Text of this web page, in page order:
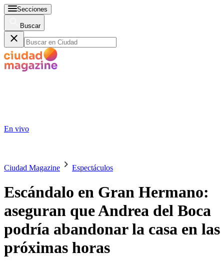
Secciones
Buscar
En vivo
Ciudad Magazine Espectáculos
Escándalo en Gran Hermano:
aseguran que Andrea del Boca
podría abandonar la casa en las
próximas horas